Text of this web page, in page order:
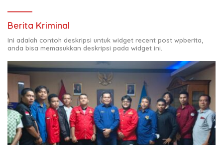
Berita Kriminal
Ini adalah contoh deskripsi untuk widget recent post wpberita,
anda bisa memasukkan deskripsi pada widget ini.